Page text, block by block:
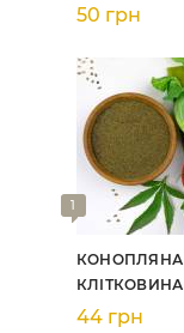
50 грн
1
КОНОПЛЯНА
КЛІТКОВИНА
44 грн